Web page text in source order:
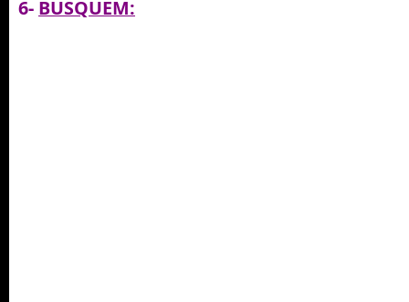
6- BUSQUEM: